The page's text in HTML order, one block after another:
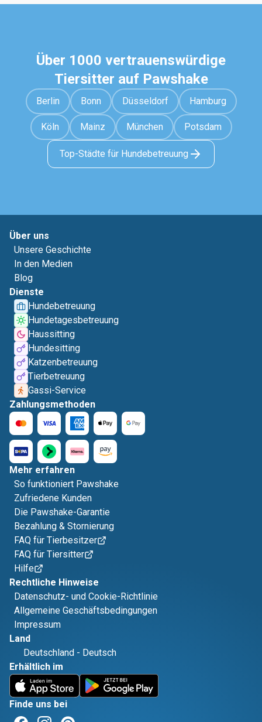
Über 1000 vertrauenswürdige
Tiersitter auf Pawshake
Berlin Bonn Düsseldorf Hamburg
Köln Mainz München Potsdam
Top-Städte für Hundebetreuung
Über uns
Unsere Geschichte
In den Medien
Blog
Dienste
Hundebetreuung
Hundetagesbetreuung
Haussitting
Hundesitting
Katzenbetreuung
Tierbetreuung
Gassi-Service
Zahlungsmethoden
Mehr erfahren
So funktioniert Pawshake
Zufriedene Kunden
Die Pawshake-Garantie
Bezahlung & Stornierung
FAQ für Tierbesitzer
FAQ für Tiersitter
Hilfe
Rechtliche Hinweise
Datenschutz- und Cookie-Richtlinie
Allgemeine Geschäftsbedingungen
Impressum
Land
Deutschland - Deutsch
Erhältlich im
Finde uns bei